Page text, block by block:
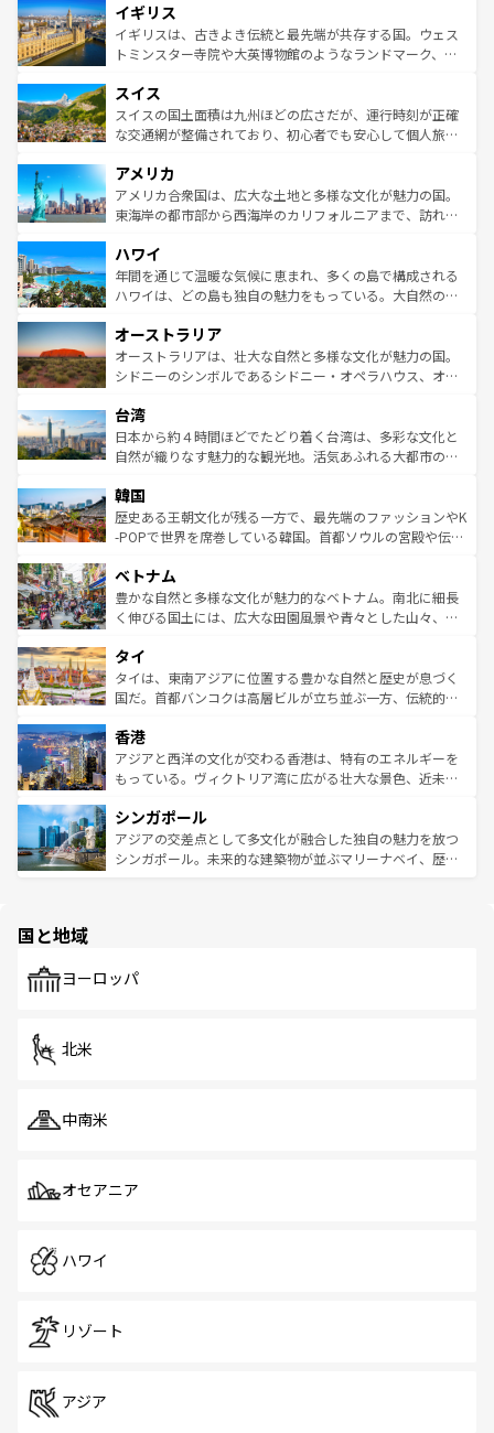
いる。シャンパンの発祥地であるランス、プロヴァンスの
香り高いラベンダー畑など、多彩な楽しみ方が可能だ。さ
らに、パリ以外の地域にも魅力が溢れており、どの街角に
れる地方に足を運ぶとそれぞれで全く異なる文化を体験で
きるだろう。 なお、新着のフランス情報はコンテンツ一覧
を参照してほしい。
顔を持つこの国は、どこを歩いても飽きることがない。ベ
ルリンの文化的活気、バイエルン州のアルプスの絶景、そ
してライン川沿いのワイン畑といった風景は必見。ビール
は、お酒好きな人にはぜひ体験してほしい。 なお、新着の
ドイツ情報はコンテンツ一覧を参照してほしい。
イギリス
イギリスは、古きよき伝統と最先端が共存する国。ウェス
トミンスター寺院や大英博物館のようなランドマーク、歴
リアごとに異なる魅力がある。また、優雅なアフタヌーン
ティー、ビール好きにはたまらない英国パブ、サッカー観
戦など、本場だからこそできる体験も豊富。イギリスを旅
ンツ一覧を参照してほしい。
スイス
スイスの国土面積は九州ほどの広さだが、運行時刻が正確
な交通網が整備されており、初心者でも安心して個人旅行
の建物がそのまま残る町や、スイスならではのユニークな
博物館もあり、アルプス観光だけでなく町歩きも満喫する
ことができる。国民の所得が高いため物価も高いが、旅行
ば市内交通費無料で観光を楽しむこともできる。 なお、新
着のスイス情報はコンテンツ一覧 を参照してほしい。
アメリカ
アメリカ合衆国は、広大な土地と多様な文化が魅力の国。
東海岸の都市部から西海岸のカリフォルニアまで、訪れる
のような巨大都市は、観光、ショッピング、エンターテイ
ンメントが詰まった刺激的なスポットだ。一方、アメリカ
西部には大自然が広がり、グランドキャニオンやイエロー
部のニューオーリンズでは、音楽と美食が融合した独特の
文化が魅力。旅行者はアメリカの各地域で異なる魅力を楽
しみながら、その多様性と豊かな歴史を感じることができ
ならではの贅沢な旅のスタイルだ。 なお、新着のアメリカ
情報はコンテンツ一覧を参照してほしい。
ハワイ
年間を通じて温暖な気候に恵まれ、多くの島で構成される
ハワイは、どの島も独自の魅力をもっている。大自然の神
ワイ島は見逃せない。また、定番の観光地といえばオアフ
島だが、静かな自然を求めるならマウイ島やカウアイ島が
おすすめ。エメラルドグリーンに輝く海をはじめ、豊かな
れるおもてなしの心で訪れる人々を迎えてくれるハワイの
人々、おいしいローカルフードやハワイアンミュージッ
ク、伝統的なフラダンスなど、すべてがハワイの魅力を彩
ワイを、存分に味わってほしい。 なお、新着のハワイ情報
はコンテンツ一覧を参照してほしい。
オーストラリア
オーストラリアは、壮大な自然と多様な文化が魅力の国。
シドニーのシンボルであるシドニー・オペラハウス、オー
リアリーフや大陸中央部にそびえるウルル（エアーズロッ
ク）、タスマニアの美しい原生林やケアンズの熱帯雨林な
ど、見どころがたくさん。また、カフェやワイン、オージ
いる。アクティビティも充実しており、サーフィンやダイ
ビング、ハイキングなど、アウトドア好きにはたまらな
い。オーストラリアの多彩な魅力を存分に味わいつくそ
参照してほしい。
台湾
日本から約４時間ほどでたどり着く台湾は、多彩な文化と
自然が織りなす魅力的な観光地。活気あふれる大都市の台
ン）、静ひつな山岳地帯である台湾東部など、都市の喧騒
と山間の静けさが共存しており、訪れる人に新しい発見と
驚きをもたらしてくれる。また、奥深い台湾の食文化も魅
容にもいいと評判のスイーツなど、バラエティ豊かな料理
が味わえる。 なお、新着の台湾情報は コンテンツ一覧を参
照してほしい。
韓国
歴史ある王朝文化が残る一方で、最先端のファッションやK
-POPで世界を席巻している韓国。首都ソウルの宮殿や伝統
き、地方に足を延ばせば四季折々の自然美を楽しむことが
できる。そして、キムチや焼肉、絶品のストリートフード
まで、さまざまな韓国料理が待っている。夜には、韓国な
リティに包まれながら、韓国の多彩な魅力を心ゆくまで味
わってみてほしい。 なお、新着の韓国情報はコンテンツ一
覧を参照してほしい。
ベトナム
豊かな自然と多様な文化が魅力的なベトナム。南北に細長
く伸びる国土には、広大な田園風景や青々とした山々、世
急速な発展と共に伝統が息づく。ハノイの古い町並みやホ
ーチミン市のフランス統治時代の建物も、独特の雰囲気を
醸し出している。また、バラエティの豊かさとおいしさで
とつ。フォーやバインミー、ベトナムコーヒーなどは、ぜ
ひ現地で味わいたい。どの地域を訪れてもあたたかい人々
が旅行者を迎えてくれるので、きっと忘れられない旅にな
参照してほしい。
タイ
タイは、東南アジアに位置する豊かな自然と歴史が息づく
国だ。首都バンコクは高層ビルが立ち並ぶ一方、伝統的な
の活気が交差している。北部ではチェンマイなどの山岳地
帯で自然と触れ合い、南部ではプーケットやクラビの美し
いビーチでリゾート気分を楽しむことができる。タイ料理
激する。気候は一年中温暖で、どの季節にも異なる楽しみ
が待っている。親しみやすいタイの人々、仏教を中心とし
た文化、そして多様な観光資源が、訪れる旅人を魅了し続
香港
アジアと西洋の文化が交わる香港は、特有のエネルギーを
もっている。ヴィクトリア湾に広がる壮大な景色、近未来
み、どこを訪れても感動するはず。観光スポットが密集し
ており、効率よく見どころを回れるのも魅力。息をのむよ
うな絶景から文化的な体験まで、香港を存分に楽しみ尽く
シンガポール
アジアの交差点として多文化が融合した独自の魅力を放つ
シンガポール。未来的な建築物が並ぶマリーナベイ、歴史
で、ホーカーズは地元の風情を楽しめる外せないスポット
国と地域
ヨーロッパ
北米
中南米
オセアニア
ハワイ
リゾート
アジア